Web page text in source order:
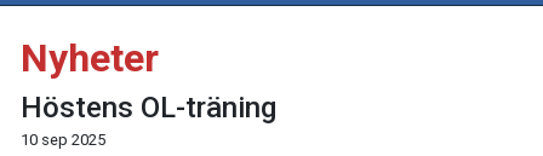
Nyheter
Höstens OL-träning
10 sep 2025